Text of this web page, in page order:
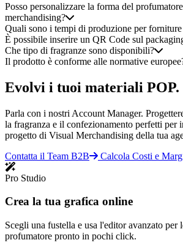
Posso personalizzare la forma del
merchandising?
Quali sono i tempi di produzione per forniture
È possibile inserire un QR Code sul
Che tipo di fragranze sono disponibili?
Il prodotto è conforme alle normative
Evolvi i tuoi materiali POP.
Parla con i nostri Account Manager.
la fragranza e il confezionamento perfetti per
progetto di Visual Merchandising della tua
Contatta il Team B2B
Calcola Costi e
Pro Studio
Crea la tua grafica online
Scegli una fustella e usa l'editor avanzato per
profumatore pronto in pochi click.